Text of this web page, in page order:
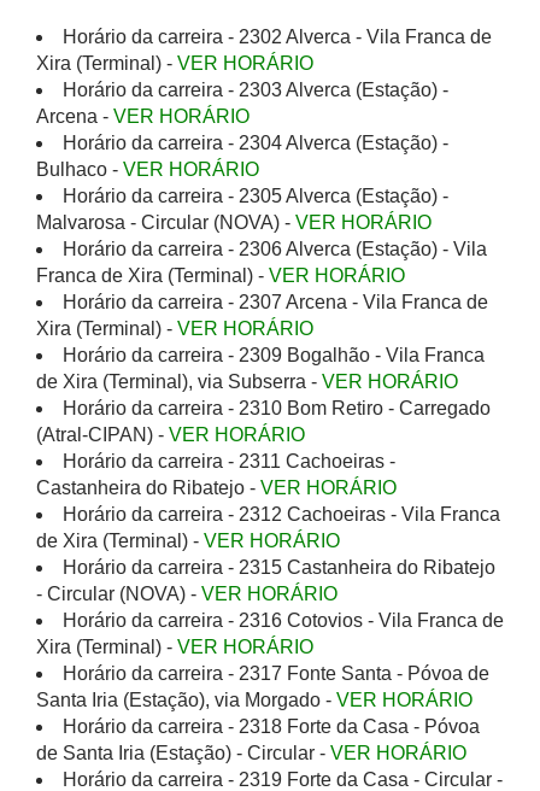
Horário da carreira - 2302 Alverca - Vila Franca de
Xira (Terminal) - VER HORÁRIO
Horário da carreira - 2303 Alverca (Estação) -
Arcena - VER HORÁRIO
Horário da carreira - 2304 Alverca (Estação) -
Bulhaco - VER HORÁRIO
Horário da carreira - 2305 Alverca (Estação) -
Malvarosa - Circular (NOVA) - VER HORÁRIO
Horário da carreira - 2306 Alverca (Estação) - Vila
Franca de Xira (Terminal) - VER HORÁRIO
Horário da carreira - 2307 Arcena - Vila Franca de
Xira (Terminal) - VER HORÁRIO
Horário da carreira - 2309 Bogalhão - Vila Franca
de Xira (Terminal), via Subserra - VER HORÁRIO
Horário da carreira - 2310 Bom Retiro - Carregado
(Atral-CIPAN) - VER HORÁRIO
Horário da carreira - 2311 Cachoeiras -
Castanheira do Ribatejo - VER HORÁRIO
Horário da carreira - 2312 Cachoeiras - Vila Franca
de Xira (Terminal) - VER HORÁRIO
Horário da carreira - 2315 Castanheira do Ribatejo
- Circular (NOVA) - VER HORÁRIO
Horário da carreira - 2316 Cotovios - Vila Franca de
Xira (Terminal) - VER HORÁRIO
Horário da carreira - 2317 Fonte Santa - Póvoa de
Santa Iria (Estação), via Morgado - VER HORÁRIO
Horário da carreira - 2318 Forte da Casa - Póvoa
de Santa Iria (Estação) - Circular - VER HORÁRIO
Horário da carreira - 2319 Forte da Casa - Circular -